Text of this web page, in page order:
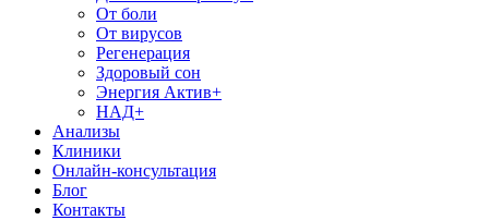
От боли
От вирусов
Регенерация
Здоровый сон
Энергия Актив+
НАД+
Анализы
Клиники
Онлайн-консультация
Блог
Контакты